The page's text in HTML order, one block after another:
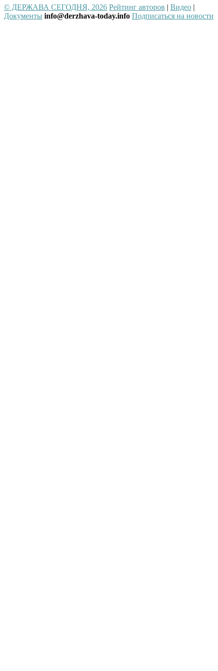
© ДЕРЖАВА СЕГОДНЯ, 2026 Рейтинг авторов | Видео |
Документы info@derzhava-today.info Подписаться на новости